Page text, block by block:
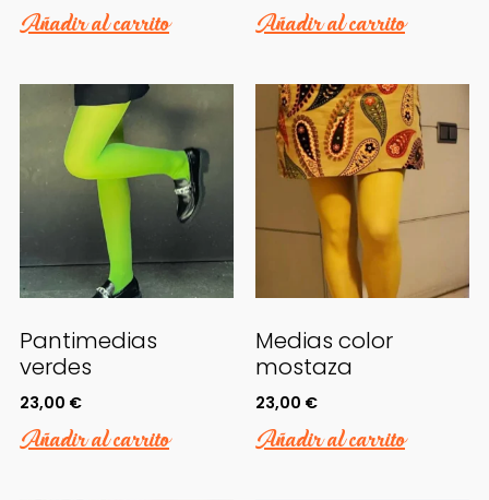
Añadir al carrito Añadir al carrito
Pantimedias
verdes
23,00 €
Añadir al carrito
Medias color
mostaza
23,00 €
Añadir al carrito